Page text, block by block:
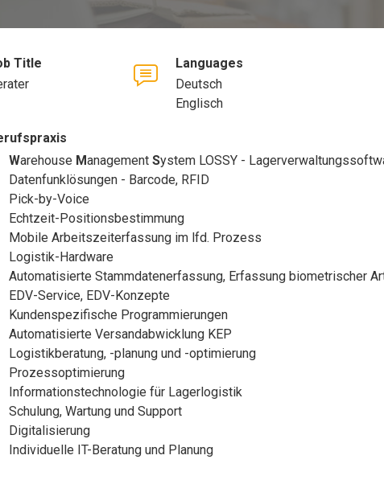
Title
Languages
Deutsch
Englisch
Warehouse Management System LOSSY -
Datenfunklösungen - Barcode, RFID
Pick-by-Voice
Echtzeit-Positionsbestimmung
Mobile Arbeitszeiterfassung im lfd. Prozess
Logistik-Hardware
Automatisierte Stammdatenerfassung, Erfassung biometrischer
EDV-Service, EDV-Konzepte
Kundenspezifische Programmierungen
Automatisierte Versandabwicklung KEP
Logistikberatung, -planung und -optimierung
Prozessoptimierung
Informationstechnologie für Lagerlogistik
Schulung, Wartung und Support
Digitalisierung
Individuelle IT-Beratung und Planung